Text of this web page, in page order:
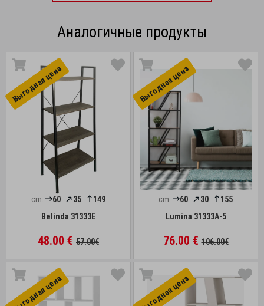
Аналогичные продукты
Выгоднaя цена
cm: 60 35
149
Belinda 31333E
48.00 € 57.00€
Выгоднaя цена
cm: 60 30
155
Lumina 31333A-5
76.00 €106.00€
Выгоднaя цена Выгоднaя цена